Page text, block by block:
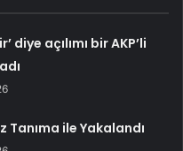
diye açılımı bir AKP’li
Tanıma ile Yakalandı